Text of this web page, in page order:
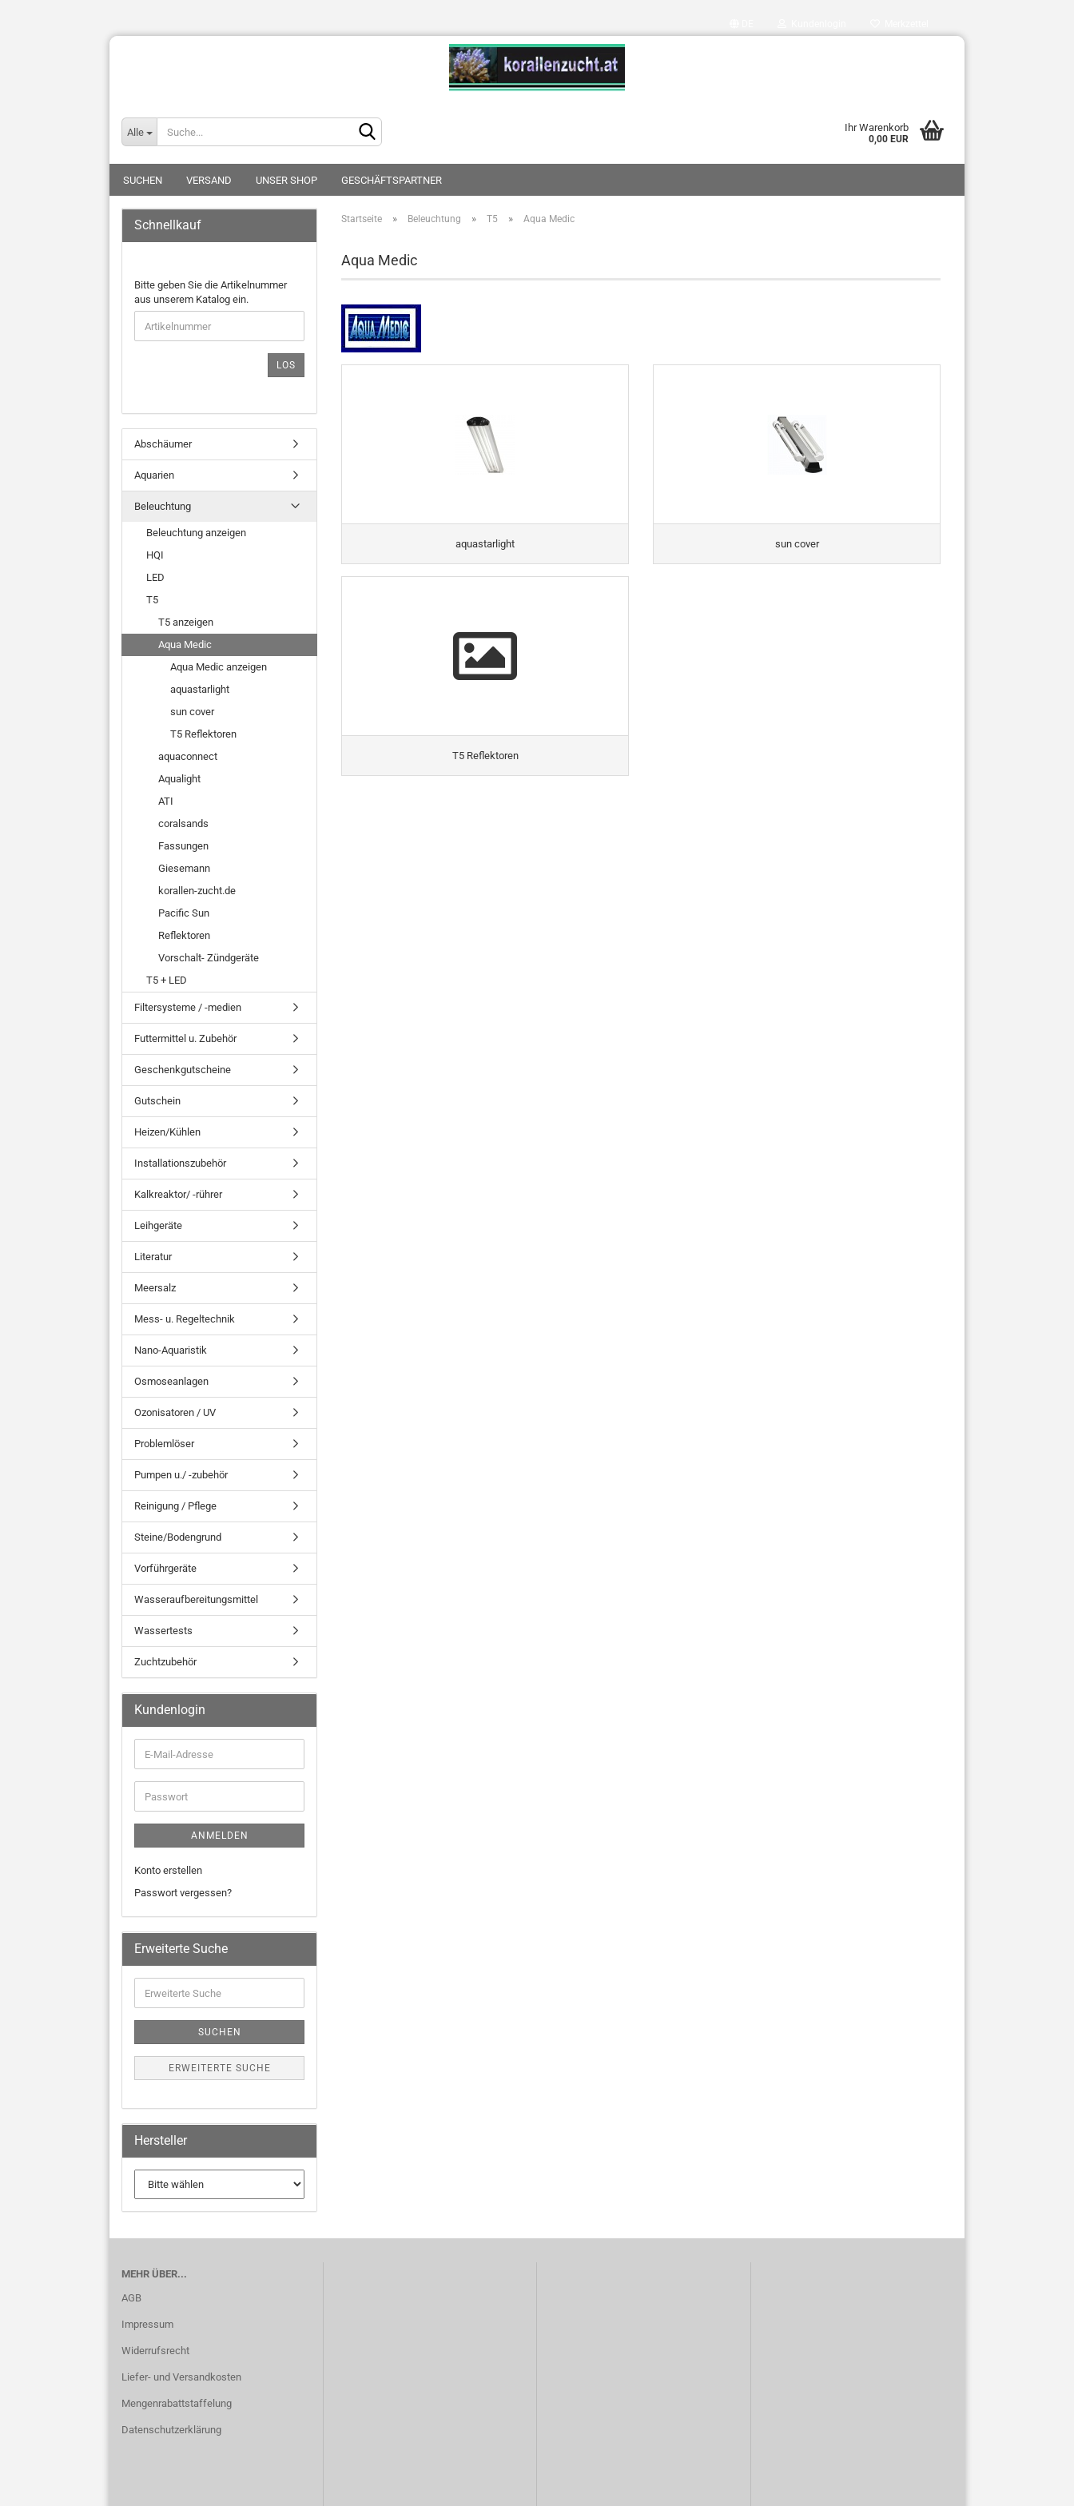
Sprache auswählen
Alle Ihr Warenkorb
0,00 EUR
SUCHEN VERSAND UNSER SHOP GESCHÄFTSPARTNER
Startseite » Beleuchtung » T5 » Aqua Medic
Aqua Medic
aquastarlight sun cover
T5 Reflektoren
Schnellkauf
Bitte geben Sie die Artikelnummer
aus unserem Katalog ein.
LOS
Abschäumer
Aquarien
Beleuchtung
Beleuchtung anzeigen
HQI
LED
T5
T5 anzeigen
Aqua Medic
Aqua Medic anzeigen
aquastarlight
sun cover
T5 Reflektoren
aquaconnect
Aqualight
ATI
coralsands
Fassungen
Giesemann
korallen-zucht.de
Pacific Sun
Reflektoren
Vorschalt- Zündgeräte
T5 + LED
Filtersysteme / -medien
Futtermittel u. Zubehör
Geschenkgutscheine
Gutschein
Heizen/Kühlen
Installationszubehör
Kalkreaktor/ -rührer
Leihgeräte
Literatur
Meersalz
Mess- u. Regeltechnik
Nano-Aquaristik
Osmoseanlagen
Ozonisatoren / UV
Problemlöser
Pumpen u./ -zubehör
Reinigung / Pflege
Steine/Bodengrund
Vorführgeräte
Wasseraufbereitungsmittel
Wassertests
Zuchtzubehör
Kundenlogin
ANMELDEN
Konto erstellen
Passwort vergessen?
Erweiterte Suche
SUCHEN
ERWEITERTE SUCHE
Hersteller
MEHR ÜBER...
AGB
Impressum
Widerrufsrecht
Liefer- und Versandkosten
Mengenrabattstaffelung
Datenschutzerklärung